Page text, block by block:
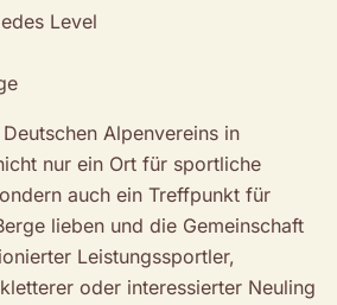
Level
Alpenvereins in
nur ein Ort für sportliche
auch ein Treffpunkt für
lieben und die Gemeinschaft
Leistungssportler,
oder interessierter Neuling